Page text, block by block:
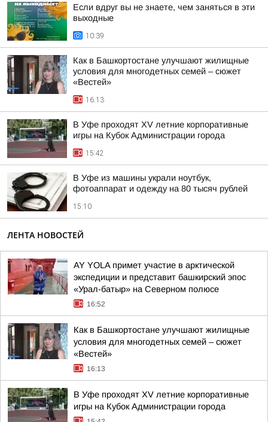
Если вдруг вы не знаете, чем заняться в эти
выходные
10:39
Как в Башкортостане улучшают жилищные
условия для многодетных семей – сюжет
«Вестей»
16:13
В Уфе проходят XV летние корпоративные
игры на Кубок Администрации города
15:42
В Уфе из машины украли ноутбук,
фотоаппарат и одежду на 80 тысяч рублей
15:10
ЛЕНТА НОВОСТЕЙ
AY YOLA примет участие в арктической
экспедиции и представит башкирский эпос
«Урал-батыр» на Северном полюсе
16:52
Как в Башкортостане улучшают жилищные
условия для многодетных семей – сюжет
«Вестей»
16:13
В Уфе проходят XV летние корпоративные
игры на Кубок Администрации города